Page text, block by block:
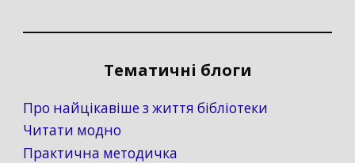
Тематичні блоги
Про найцікавіше з життя бібліотеки
Читати модно
Практична методичка